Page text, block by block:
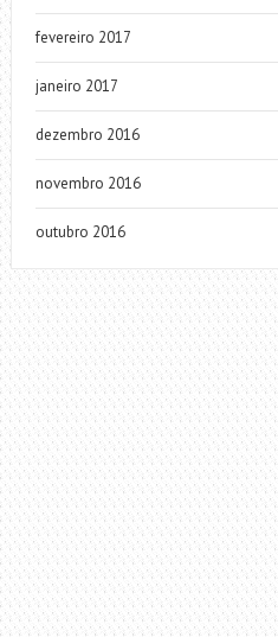
fevereiro 2017
janeiro 2017
dezembro 2016
novembro 2016
outubro 2016